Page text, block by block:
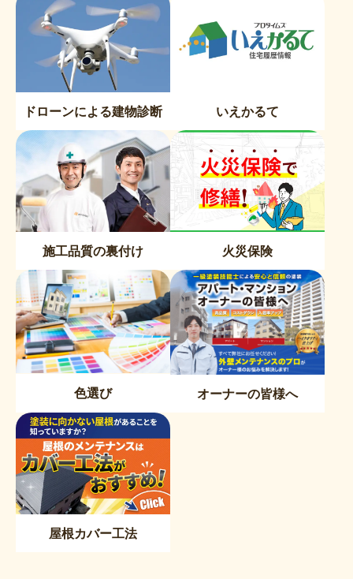
ドローンによる建物診断 いえかるて
施工品質の裏付け 火災保険
色選び オーナーの皆様へ
屋根カバー工法